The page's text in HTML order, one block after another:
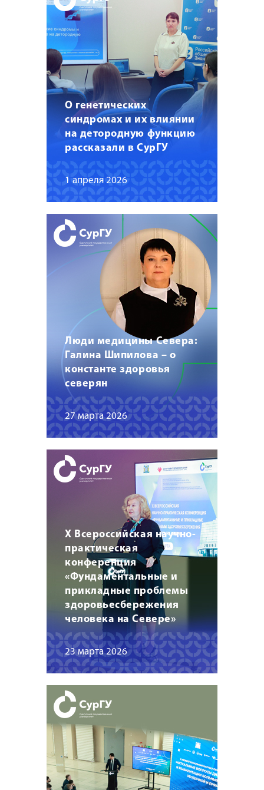
О генетических
синдромах и их влиянии
на детородную функцию
рассказали в СурГУ
1 апреля 2026
Люди медицины Севера:
Галина Шипилова – о
константе здоровья
северян
27 марта 2026
X Всероссийская научно-
практическая
конференция
«Фундаментальные и
прикладные проблемы
здоровьесбережения
человека на Севере»
23 марта 2026